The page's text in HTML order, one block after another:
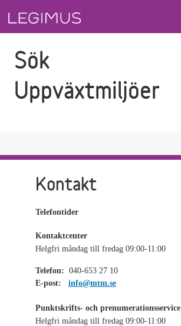
Sök
Uppväxtmiljöer
Kontakt
Telefontider
Kontaktcenter
Helgfri måndag till fredag 09:00-11:00
Telefon: 040-653 27 10
E-post:
info@mtm.se
Punktskrifts- och prenumerationsservice
Helgfri måndag till fredag 09:00-11:00